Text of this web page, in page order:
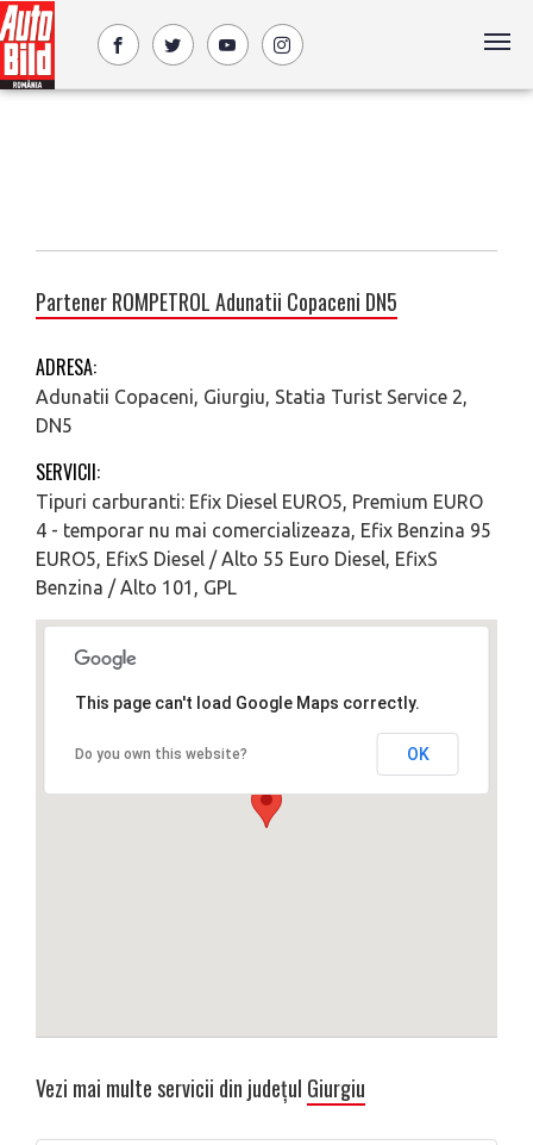
Partener ROMPETROL Adunatii Copaceni DN5
ADRESA:
Adunatii Copaceni, Giurgiu, Statia Turist Service 2,
DN5
SERVICII:
Tipuri carburanti: Efix Diesel EURO5, Premium EURO
4 - temporar nu mai comercializeaza, Efix Benzina 95
EURO5, EfixS Diesel / Alto 55 Euro Diesel, EfixS
Benzina / Alto 101, GPL
This page can't load Google Maps correctly.
Do you own this website? OK
Vezi mai multe servicii din județul Giurgiu